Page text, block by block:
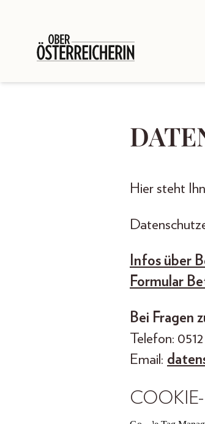
Hier steht
Infos über
Formular
Bei Fragen
Telefon:
Email: